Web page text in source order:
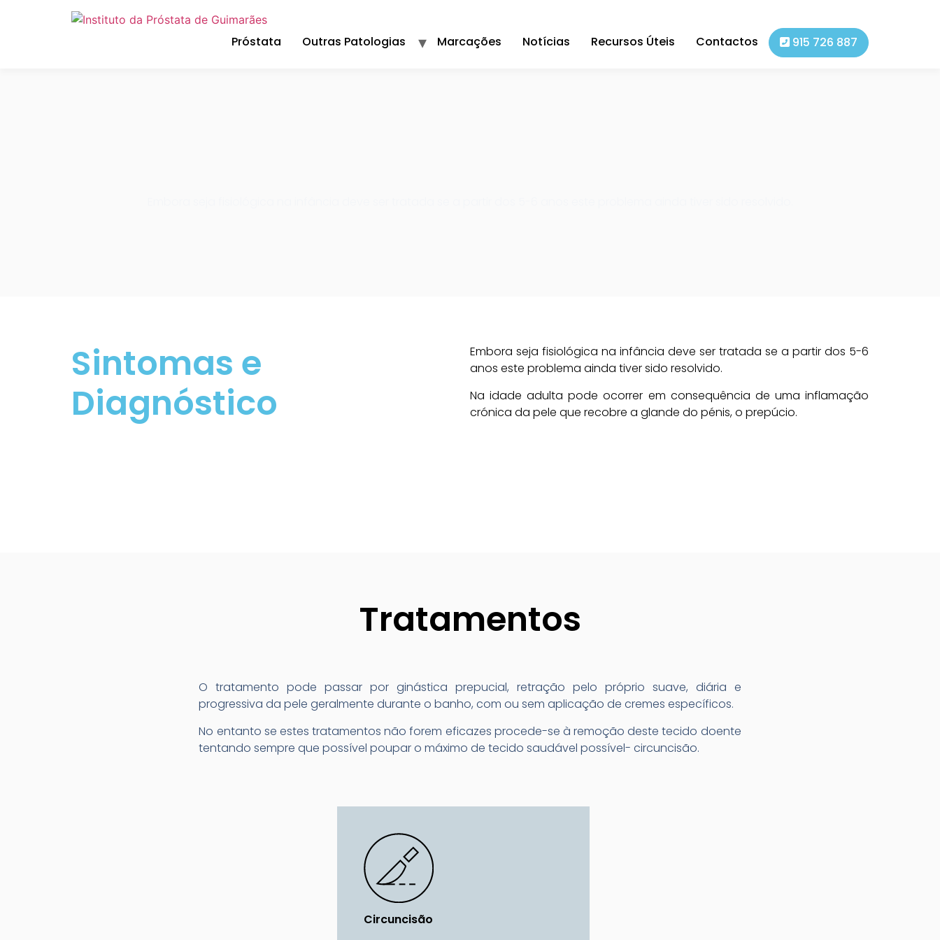
Próstata Outras Patologias Marcações Notícias Recursos Úteis Contactos 915 726 887
Sintomas e
Diagnóstico
Embora seja fisiológica na infância deve ser tratada se a partir dos 5-6
anos este problema ainda tiver sido resolvido.
Na idade adulta pode ocorrer em consequência de uma inflamação
crónica da pele que recobre a glande do pénis, o prepúcio.
Tratamentos
O tratamento pode passar por ginástica prepucial, retração pelo próprio suave, diária e
progressiva da pele geralmente durante o banho, com ou sem aplicação de cremes específicos.
No entanto se estes tratamentos não forem eficazes procede-se à remoção deste tecido doente
tentando sempre que possível poupar o máximo de tecido saudável possível- circuncisão.
Circuncisão